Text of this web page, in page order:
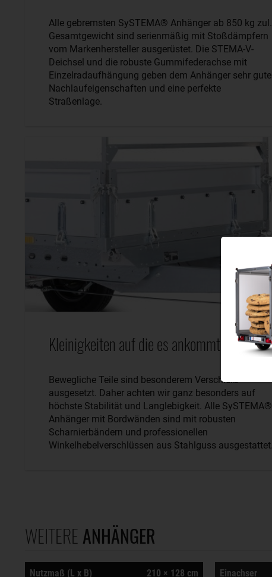
Alle gebremsten SySTEMA® Anhänger ab 850 kg zul.
Gesamtgewicht sind serienmäßig mit Stoßdämpfern
vom Markenhersteller ausgerüstet. Die STEMA-V-
Deichsel und die robuste Gummifederachse mit
Einzelradaufhängung geben dem Anhänger sehr gute
Nachlaufeigenschaften und eine perfekte
Straßenlage.
Kleinigkeiten auf die es ankommt.
Bewegliche Teile sind besonderem Verschleiß
ausgesetzt. Daher achten wir ganz besonders auf
höchste Stabilität und Langlebigkeit. Alle SySTEMA®
Anhänger mit Bordwänden sind mit robusten
Scharnierbändern und professionellen
Winkelhebelverschlüssen aus Stahlguss ausgestattet.
WEITERE ANHÄNGER
Nutzmaß (L x B) 210 × 128 cm Einachser